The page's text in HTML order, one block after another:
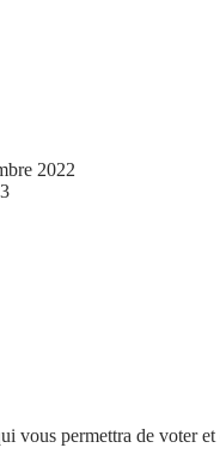
2022
vous permettra de voter